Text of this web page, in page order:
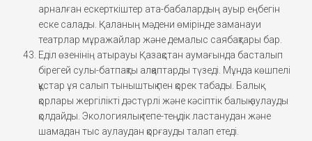
арналған ескерткіштер ата-бабалардың ауыр еңбегін
еске салады. Қаланың мәдени өмірінде заманауи
театрлар мұражайлар және демалыс саябақтары бар.
Еділ өзенінің атырауы Қазақстан аумағында басталып
бірегей сулы-батпақты алқаптарды түзеді. Мұнда көшпелі
құстар ұя салып тыныштық пен қорек табады. Балық
қорлары жергілікті дәстүрлі және кәсіптік балық аулауды
қолдайды. Экологиялық тепе-теңдік ластанудан және
шамадан тыс аулаудан қорғауды талап етеді.